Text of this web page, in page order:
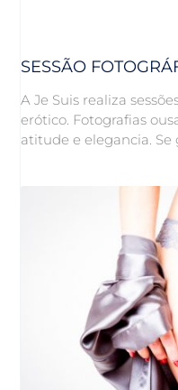
SESSÃO
A Je Suis realiza
erótico. Fotografias
atitude e elegancia.